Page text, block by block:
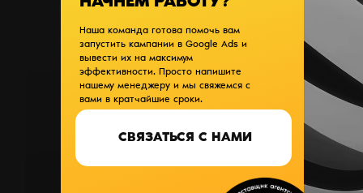
Наша команда готова помочь вам
запустить кампании в Google Ads и
вывести их на максимум
эффективности. Просто напишите
нашему менеджеру и мы свяжемся с
вами в кратчайшие сроки.
СВЯЗАТЬСЯ С НАМИ